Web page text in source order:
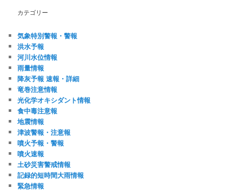
カテゴリー
気象特別警報・警報
洪水予報
河川水位情報
雨量情報
降灰予報 速報・詳細
竜巻注意情報
光化学オキシダント情報
食中毒注意報
地震情報
津波警報・注意報
噴火予報・警報
噴火速報
土砂災害警戒情報
記録的短時間大雨情報
緊急情報